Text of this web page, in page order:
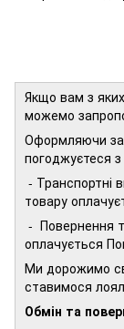
Якщо вам з
можемо
Оформляючи
погоджуєтеся
- Транспортні
товару
- Повернення
оплачується
Ми дорожимо
ставимося
Обмін та